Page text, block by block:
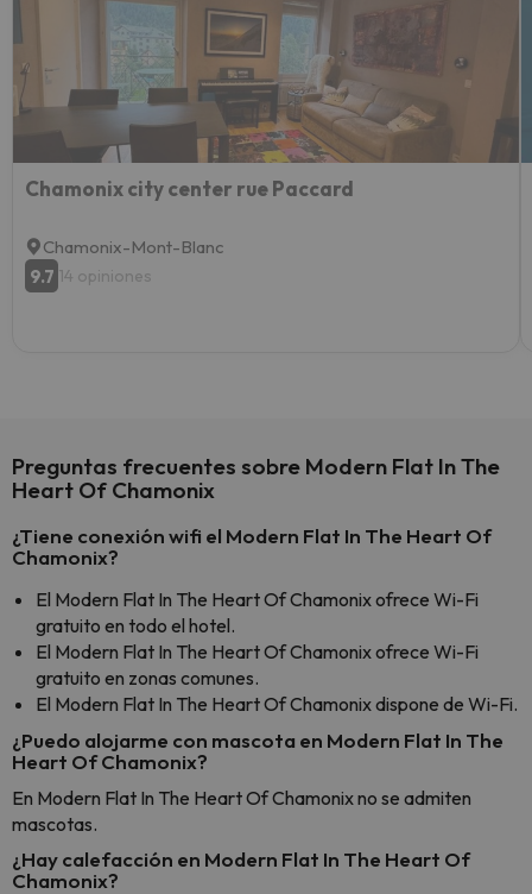
Chamonix city center rue Paccard
Chamonix-Mont-Blanc
9.7 14 opiniones
Preguntas frecuentes sobre Modern Flat In The
Heart Of Chamonix
¿Tiene conexión wifi el Modern Flat In The Heart Of
Chamonix?
El Modern Flat In The Heart Of Chamonix ofrece Wi-Fi
gratuito en todo el hotel.
El Modern Flat In The Heart Of Chamonix ofrece Wi-Fi
gratuito en zonas comunes.
El Modern Flat In The Heart Of Chamonix dispone de Wi-Fi.
¿Puedo alojarme con mascota en Modern Flat In The
Heart Of Chamonix?
En Modern Flat In The Heart Of Chamonix no se admiten
mascotas.
¿Hay calefacción en Modern Flat In The Heart Of
Chamonix?